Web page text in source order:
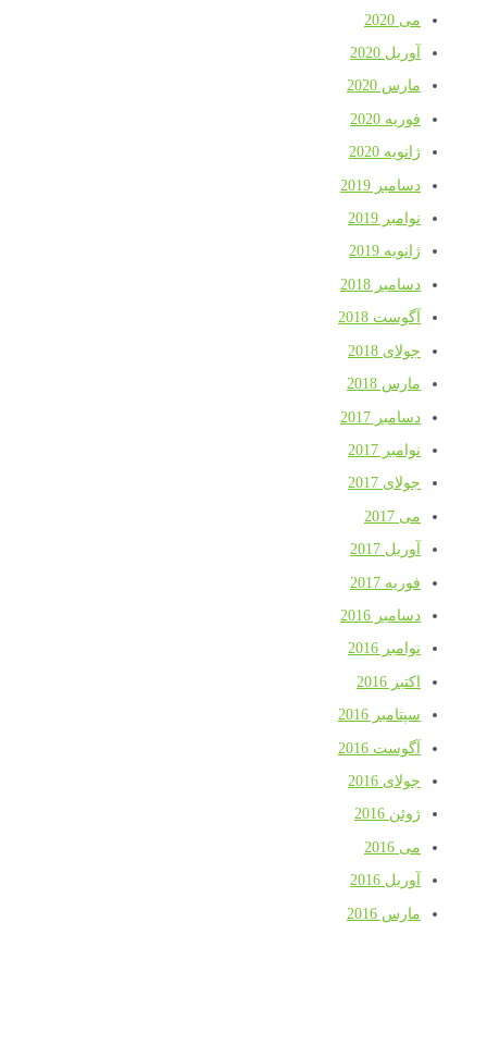
می 2020
آوریل 2020
مارس 2020
فوریه 2020
ژانویه 2020
دسامبر 2019
نوامبر 2019
ژانویه 2019
دسامبر 2018
آگوست 2018
جولای 2018
مارس 2018
دسامبر 2017
نوامبر 2017
جولای 2017
می 2017
آوریل 2017
فوریه 2017
دسامبر 2016
نوامبر 2016
اکتبر 2016
سپتامبر 2016
آگوست 2016
جولای 2016
ژوئن 2016
می 2016
آوریل 2016
مارس 2016